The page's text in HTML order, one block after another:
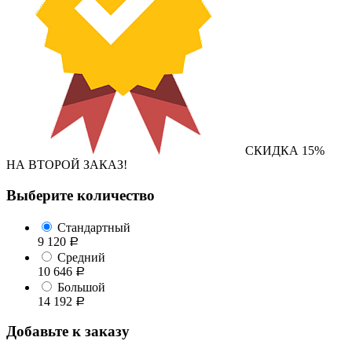
СКИДКА 15%
НА ВТОРОЙ ЗАКАЗ!
Выберите количество
Стандартный
9 120 Р
Средний
10 646 Р
Большой
14 192 Р
Добавьте к заказу